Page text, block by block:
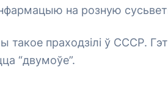
на розную
праходзілі ў СССР.
“двумоўе”.